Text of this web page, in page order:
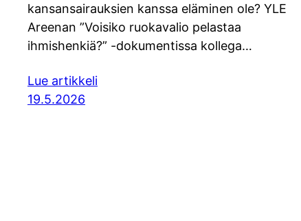
kansansairauksien kanssa eläminen ole? YLE
Areenan ”Voisiko ruokavalio pelastaa
ihmishenkiä?” -dokumentissa kollega…
Lue artikkeli
19.5.2026